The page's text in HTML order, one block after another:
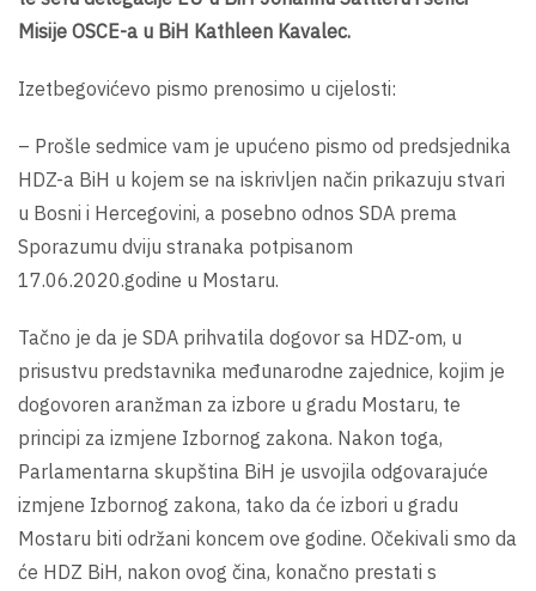
Misije OSCE-a u BiH Kathleen Kavalec.
Izetbegovićevo pismo prenosimo u cijelosti:
– Prošle sedmice vam je upućeno pismo od predsjednika
HDZ-a BiH u kojem se na iskrivljen način prikazuju stvari
u Bosni i Hercegovini, a posebno odnos SDA prema
Sporazumu dviju stranaka potpisanom
17.06.2020.godine u Mostaru.
Tačno je da je SDA prihvatila dogovor sa HDZ-om, u
prisustvu predstavnika međunarodne zajednice, kojim je
dogovoren aranžman za izbore u gradu Mostaru, te
principi za izmjene Izbornog zakona. Nakon toga,
Parlamentarna skupština BiH je usvojila odgovarajuće
izmjene Izbornog zakona, tako da će izbori u gradu
Mostaru biti održani koncem ove godine. Očekivali smo da
će HDZ BiH, nakon ovog čina, konačno prestati s